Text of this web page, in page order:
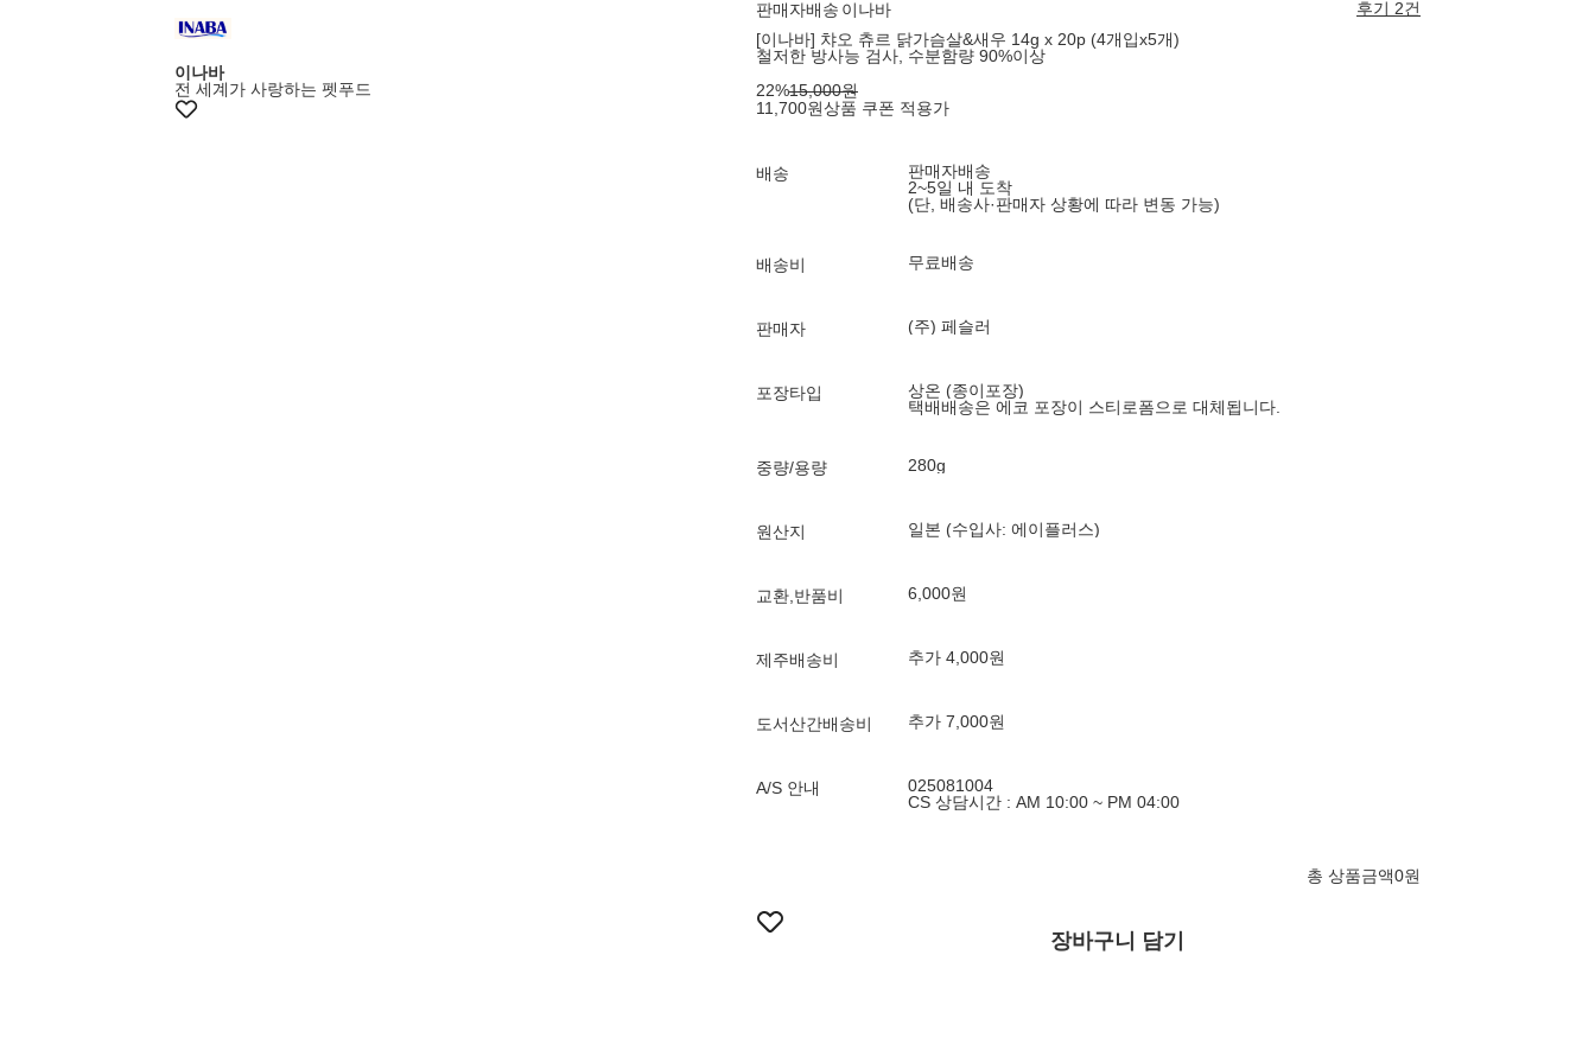
10%쿠폰+증정
이나바
전 세계가 사랑하는 펫푸드
판매자배송 이나바
후기 2건
[이나바] 챠오 츄르 닭가슴살&새우 14g x 20p (4개입x5개)
철저한 방사능 검사, 수분함량 90%이상
22%15,000원
11,700원상품 쿠폰 적용가
배송
판매자배송
2~5일 내 도착
(단, 배송사·판매자 상황에 따라 변동 가능)
배송비 무료배송
판매자 (주) 페슬러
포장타입
상온 (종이포장)
택배배송은 에코 포장이 스티로폼으로 대체됩니다.
중량/용량 280g
원산지 일본 (수입사: 에이플러스)
교환,반품비 6,000원
제주배송비 추가 4,000원
도서산간배송비 추가 7,000원
A/S 안내
025081004
CS 상담시간 : AM 10:00 ~ PM 04:00
총 상품금액0원
장바구니 담기